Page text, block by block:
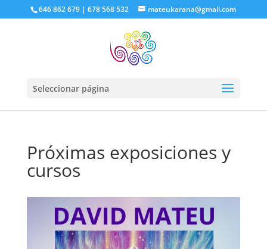
646 862 679 | 678 568 532 mateukarana@gmail.com
Seleccionar página
Próximas exposiciones y
cursos